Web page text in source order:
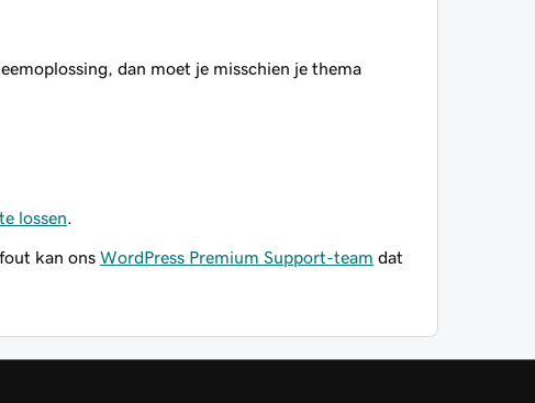
dan moet je misschien je thema
lossen
kan ons WordPress Premium Support-team dat